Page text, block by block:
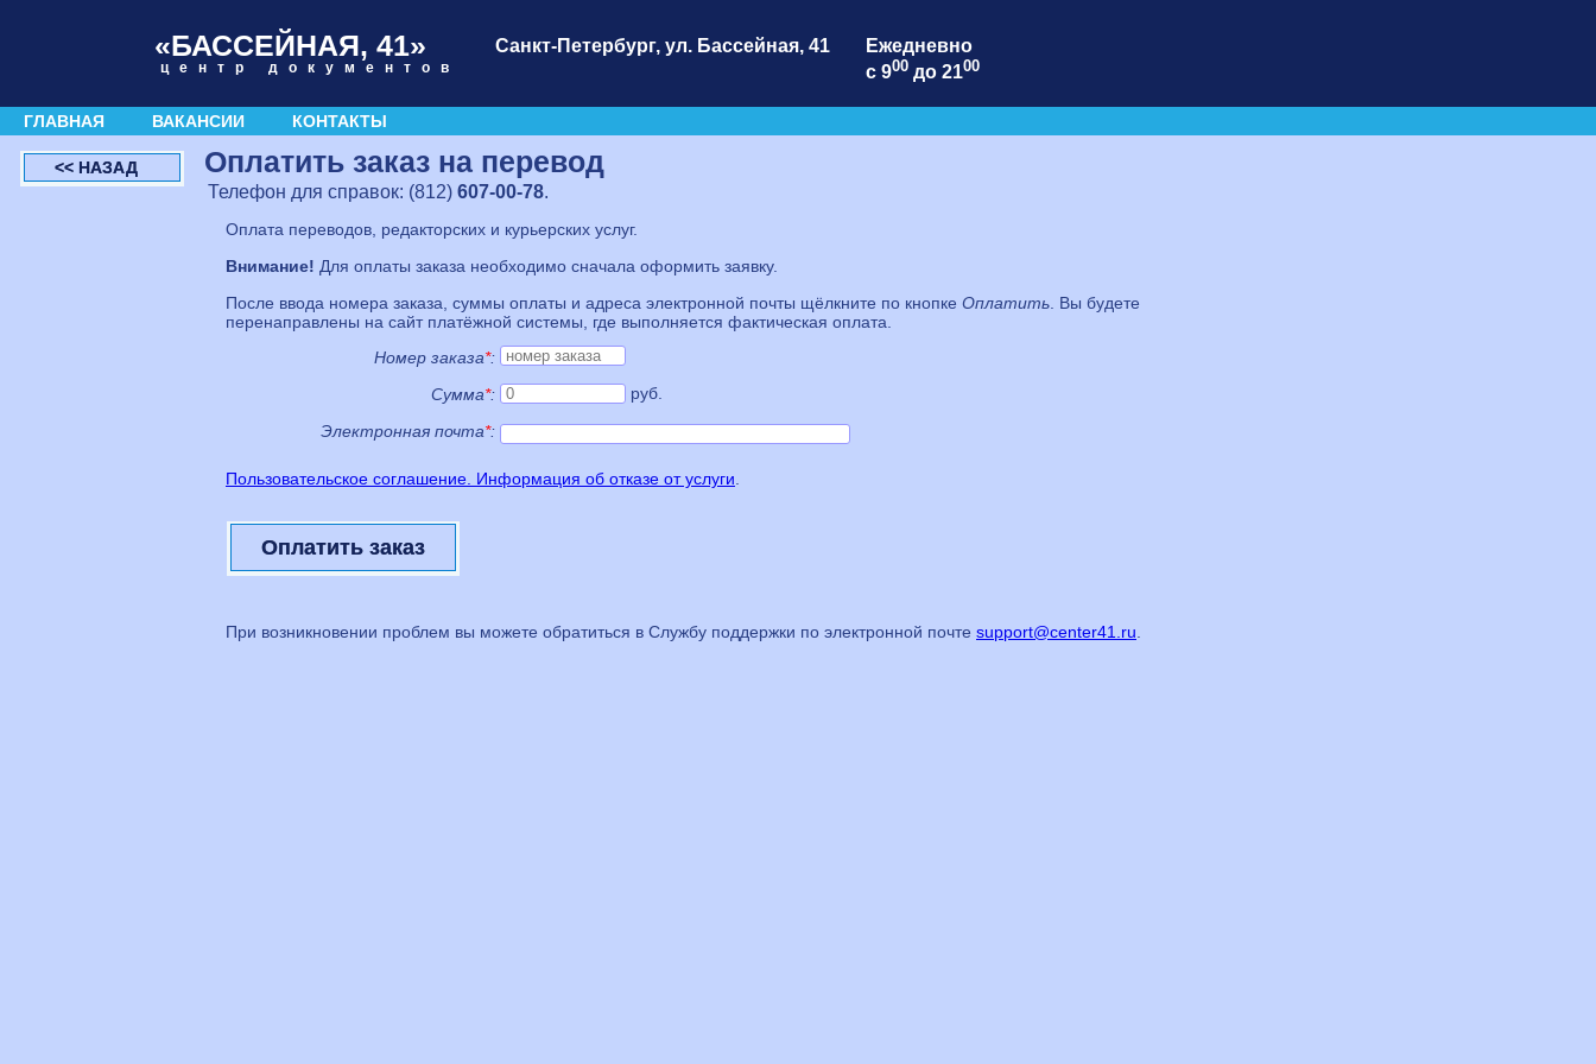
«БАССЕЙНАЯ, 41»
центр документов
Санкт-Петербург, ул. Бассейная, 41
Ежедневно
с 900 до 2100
ГЛАВНАЯ ВАКАНСИИ КОНТАКТЫ
<< НАЗАД Оплатить заказ на перевод
Телефон для справок: (812) 607-00-78.
Оплата переводов, редакторских и курьерских услуг.
Внимание! Для оплаты заказа необходимо сначала оформить заявку.
После ввода номера заказа, суммы оплаты и адреса электронной почты щёлкните по кнопке Оплатить . Вы будете
перенаправлены на сайт платёжной системы, где выполняется фактическая оплата.
Номер заказа*:
Сумма*:
руб.
Электронная почта*:
Пользовательское соглашение. Информация об отказе от услуги
При возникновении проблем вы можете обратиться в Службу поддержки по электронной почте support@center41.ru